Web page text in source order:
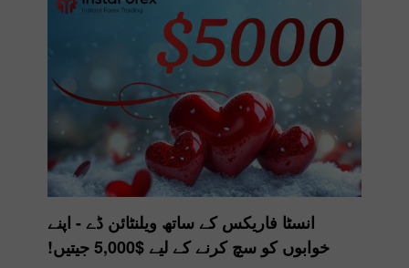
انسٹا فاریکس کے ساتھ ویلنٹائن ڈے - اپنے
خوابوں کو سچ کرنے کے لیے $5,000 جیتیں!